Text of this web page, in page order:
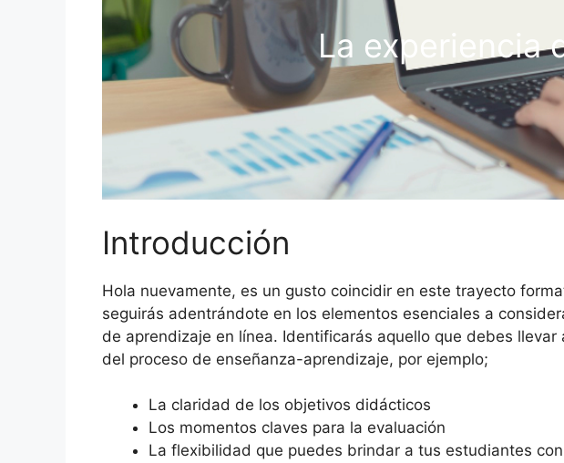
La experiencia
Introducción
Hola nuevamente, es un gusto coincidir en este trayecto
seguirás adentrándote en los elementos esenciales a
de aprendizaje en línea. Identificarás aquello que debes
del proceso de enseñanza-aprendizaje, por ejemplo;
La claridad de los objetivos didácticos
Los momentos claves para la evaluación
La flexibilidad que puedes brindar a tus estudiantes